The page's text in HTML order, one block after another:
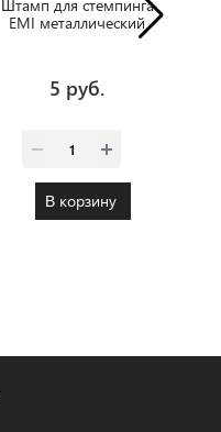
Штамп для стемпинга
EMI металлический
5 руб.
В корзину